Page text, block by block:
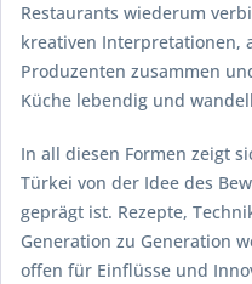
Restaurants wiederum
kreativen Interpretationen,
Produzenten zusammen
Küche lebendig und
In all diesen Formen zeigt
Türkei von der Idee des
geprägt ist. Rezepte,
Generation zu Generation
offen für Einflüsse und